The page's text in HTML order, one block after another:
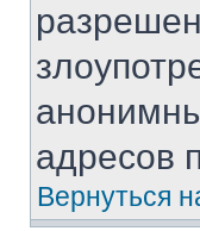
адресов
Вернуться